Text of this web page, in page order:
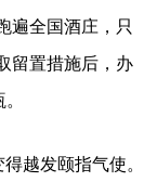
遍全国酒庄，只
留置措施后，办
越发颐指气使。